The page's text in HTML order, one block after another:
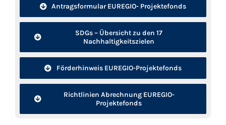
Antragsformular EUREGIO- Projektefonds
SDGs – Übersicht zu den 17
Nachhaltigkeitszielen
Förderhinweis EUREGIO-Projektefonds
Richtlinien Abrechnung EUREGIO-
Projektefonds